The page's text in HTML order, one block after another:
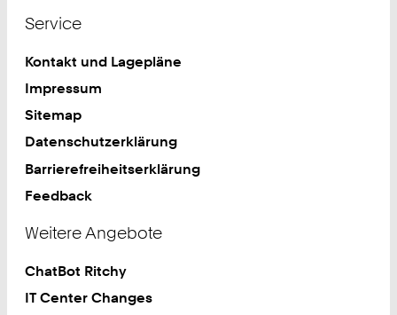
Service
Kontakt und Lagepläne
Impressum
Sitemap
Datenschutzerklärung
Barrierefreiheitserklärung
Feedback
Weitere Angebote
ChatBot Ritchy
IT Center Changes